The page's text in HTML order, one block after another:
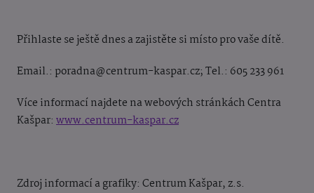
Přihlaste se ještě dnes a zajistěte si místo pro vaše dítě.
Email.: poradna@centrum-kaspar.cz; Tel.: 605 233 961
Více informací najdete na webových stránkách Centra
Kašpar: www.centrum-kaspar.cz
Zdroj informací a grafiky: Centrum Kašpar, z.s.